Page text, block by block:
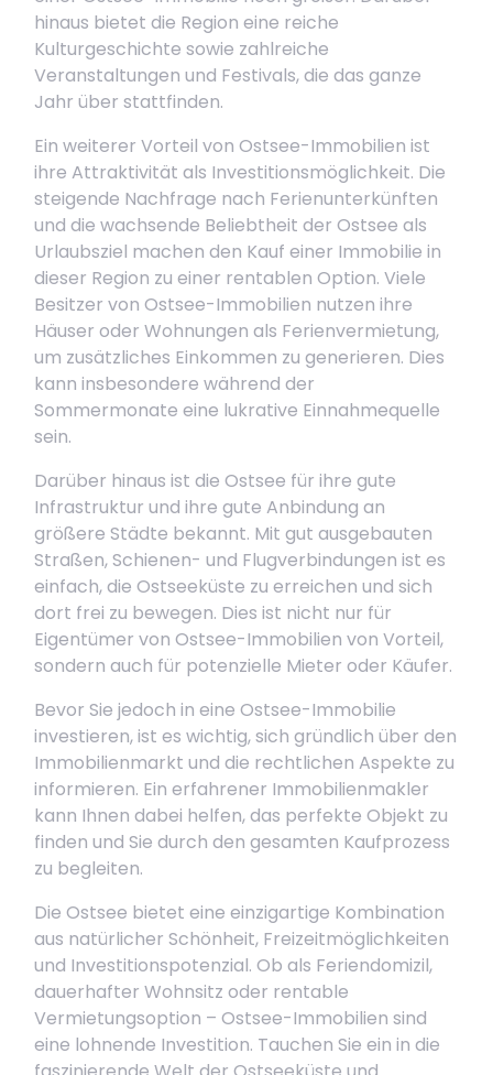
hinaus bietet die Region eine reiche
Kulturgeschichte sowie zahlreiche
Veranstaltungen und Festivals, die das ganze
Jahr über stattfinden.
Ein weiterer Vorteil von Ostsee-Immobilien ist
ihre Attraktivität als Investitionsmöglichkeit. Die
steigende Nachfrage nach Ferienunterkünften
und die wachsende Beliebtheit der Ostsee als
Urlaubsziel machen den Kauf einer Immobilie in
dieser Region zu einer rentablen Option. Viele
Besitzer von Ostsee-Immobilien nutzen ihre
Häuser oder Wohnungen als Ferienvermietung,
um zusätzliches Einkommen zu generieren. Dies
kann insbesondere während der
Sommermonate eine lukrative Einnahmequelle
sein.
Darüber hinaus ist die Ostsee für ihre gute
Infrastruktur und ihre gute Anbindung an
größere Städte bekannt. Mit gut ausgebauten
Straßen, Schienen- und Flugverbindungen ist es
einfach, die Ostseeküste zu erreichen und sich
dort frei zu bewegen. Dies ist nicht nur für
Eigentümer von Ostsee-Immobilien von Vorteil,
sondern auch für potenzielle Mieter oder Käufer.
Bevor Sie jedoch in eine Ostsee-Immobilie
investieren, ist es wichtig, sich gründlich über den
Immobilienmarkt und die rechtlichen Aspekte zu
informieren. Ein erfahrener Immobilienmakler
kann Ihnen dabei helfen, das perfekte Objekt zu
finden und Sie durch den gesamten Kaufprozess
zu begleiten.
Die Ostsee bietet eine einzigartige Kombination
aus natürlicher Schönheit, Freizeitmöglichkeiten
und Investitionspotenzial. Ob als Feriendomizil,
dauerhafter Wohnsitz oder rentable
Vermietungsoption – Ostsee-Immobilien sind
eine lohnende Investition. Tauchen Sie ein in die